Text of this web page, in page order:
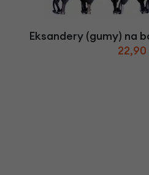
Eksandery (gumy) na
22,90